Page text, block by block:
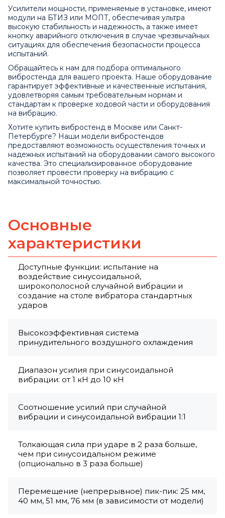
Усилители мощности, применяемые в установке, имеют
модули на БТИЗ или МОПТ, обеспечивая ультра
высокую стабильность и надежность, а также имеет
кнопку аварийного отключения в случае чрезвычайных
ситуациях для обеспечения безопасности процесса
испытаний.
Обращайтесь к нам для подбора оптимального
вибростенда для вашего проекта. Наше оборудование
гарантирует эффективные и качественные испытания,
удовлетворяя самым требовательным нормам и
стандартам к проверке ходовой части и оборудования
на вибрацию.
Хотите купить вибростенд в Москве или Санкт-
Петербурге? Наши модели вибростендов
предоставляют возможность осуществления точных и
надежных испытаний на оборудовании самого высокого
качества. Это специализированное оборудование
позволяет провести проверку на вибрацию с
максимальной точностью.
Основные
характеристики
Доступные функции: испытание на
воздействие синусоидальной,
широкополосной случайной вибрации и
создание на столе вибратора стандартных
ударов
Высокоэффективная система
принудительного воздушного охлаждения
Диапазон усилия при синусоидальной
вибрации: от 1 кН до 10 кН
Соотношение усилий при случайной
вибрации и синусоидальной вибрации 1:1
Толкающая сила при ударе в 2 раза больше,
чем при синусоидальном режиме
(опционально в 3 раза больше)
Перемещение (непрерывное) пик-пик: 25 мм,
40 мм, 51 мм, 76 мм (в зависимости от модели)